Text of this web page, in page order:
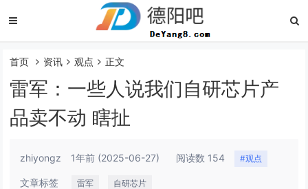
首页 资讯 观点 正文
雷军：一些人说我们自研芯片产
品卖不动 瞎扯
zhiyongz 1年前 (2025-06-27) 阅读数 154 #观点
文章标签 雷军 自研芯片